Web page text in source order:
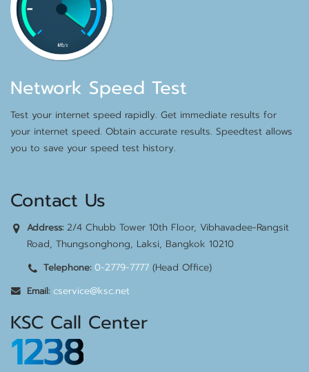
Network Speed Test
Test your internet speed rapidly. Get immediate results for
your internet speed. Obtain accurate results. Speedtest allows
you to save your speed test history.
Contact Us
Address:2/4 Chubb Tower 10th Floor, Vibhavadee-Rangsit
Road, Thungsonghong, Laksi, Bangkok 10210
Telephone: 0-2779-7777 (Head Office)
Email: cservice@ksc.net
KSC Call Center
1238